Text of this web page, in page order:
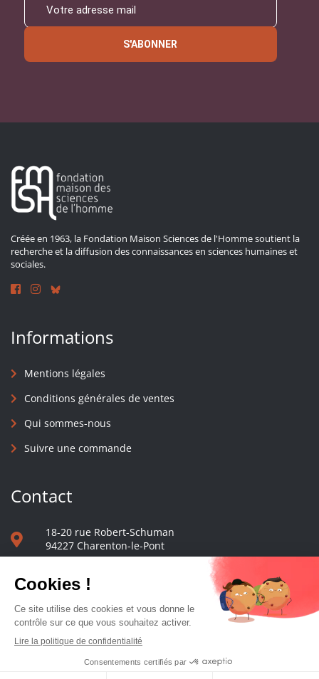
S'ABONNER
Créée en 1963, la Fondation Maison Sciences de l'Homme soutient la
recherche et la diffusion des connaissances en sciences humaines et
sociales.
Informations
Mentions légales
Conditions générales de ventes
Qui sommes-nous
Suivre une commande
Contact
18-20 rue Robert-Schuman
94227 Charenton-le-Pont